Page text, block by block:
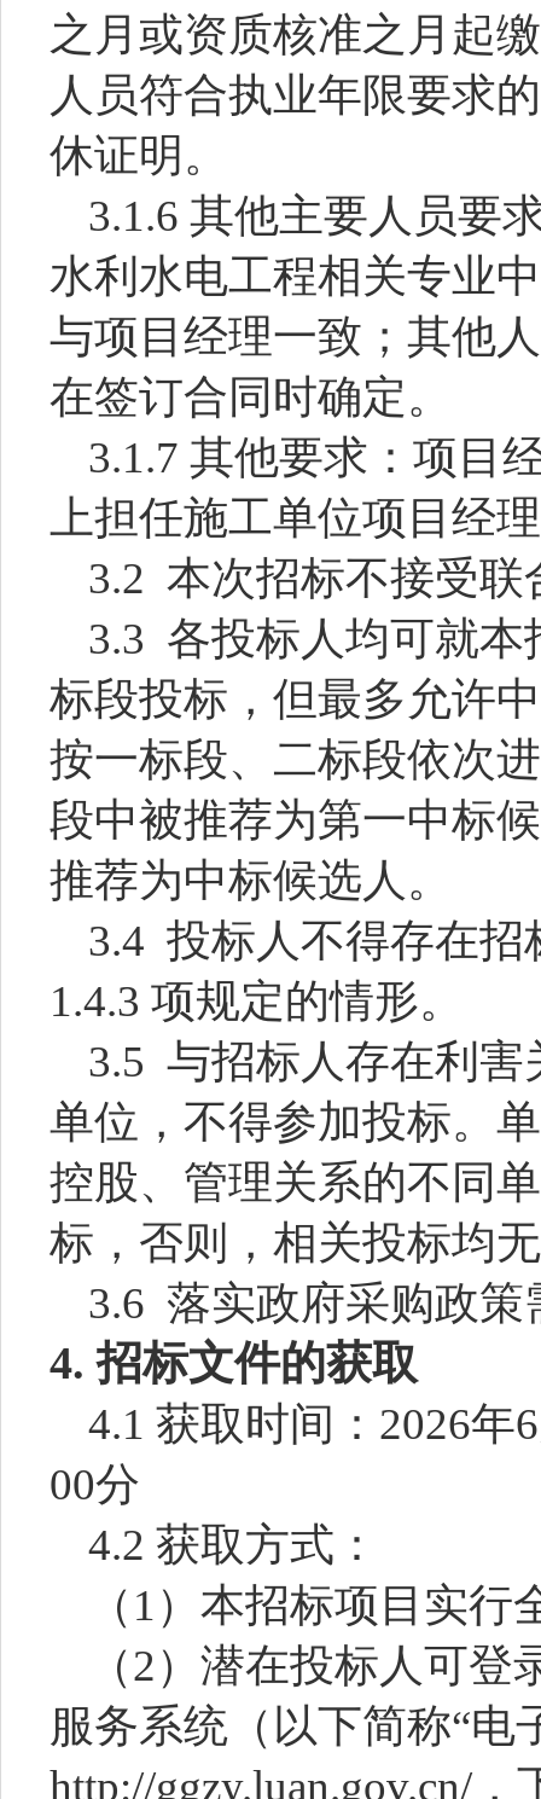
之月或资质核准之月起
人员符合执业年限要求
休证明。
3.1.6 其他主要人员要
水利水电工程相关专业
与项目经理一致；其他
在签订合同时确定。
3.1.7 其他要求：项目
上担任施工单位项目经
3.2 本次招标不接受联
3.3 各投标人均可就
标段投标，但最多允许
按一标段、二标段依次
段中被推荐为第一中标
推荐为中标候选人。
3.4 投标人不得存在
1.4.3 项规定的情形。
3.5 与招标人存在利
单位，不得参加投标。
控股、管理关系的不同
标，否则，相关投标均
3.6 落实政府采购政
4. 招标文件的获取
4.1 获取时间： 2026年
00分
4.2 获取方式：
（ 1 ）本招标项目实行
（2）潜在投标人可登
服务系统（以下简称“电
http://ggzy.luan.gov.cn/